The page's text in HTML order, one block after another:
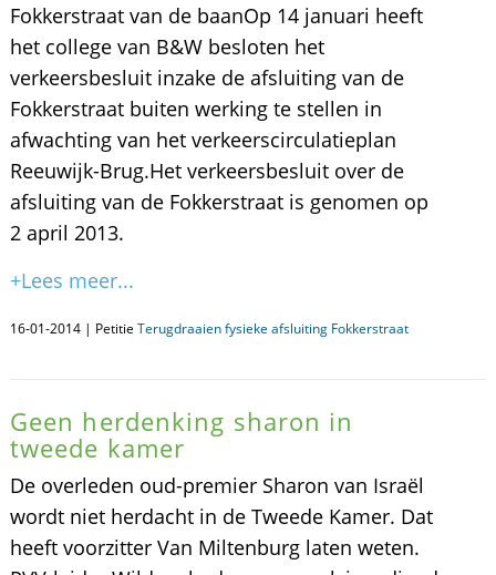
Fokkerstraat van de baanOp 14 januari heeft
het college van B&W besloten het
verkeersbesluit inzake de afsluiting van de
Fokkerstraat buiten werking te stellen in
afwachting van het verkeerscirculatieplan
Reeuwijk-Brug.Het verkeersbesluit over de
afsluiting van de Fokkerstraat is genomen op
2 april 2013.
+Lees meer...
16-01-2014 | Petitie Terugdraaien fysieke afsluiting Fokkerstraat
Geen herdenking sharon in
tweede kamer
De overleden oud-premier Sharon van Israël
wordt niet herdacht in de Tweede Kamer. Dat
heeft voorzitter Van Miltenburg laten weten.